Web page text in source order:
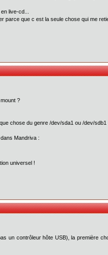
live-cd...
parce que c est la seule chose qui me
?
chose du genre /dev/sda1 ou /dev/sdb1
Mandriva :
universel !
un contrôleur hôte USB), la première